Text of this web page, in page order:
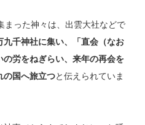
まった神々は、出雲大社などで
九千神社に集い、「直会（なお
労をねぎらい、来年の再会を
の国へ旅立つと伝えられていま